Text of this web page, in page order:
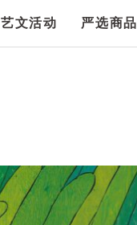
艺文活动 严选商品